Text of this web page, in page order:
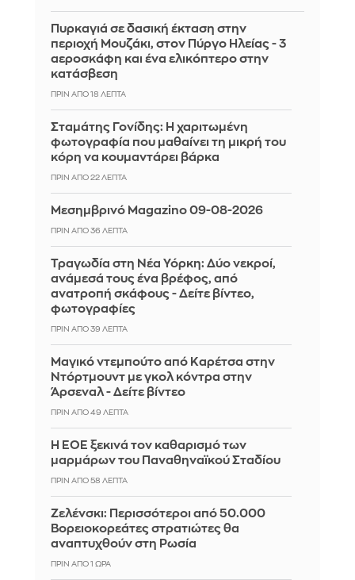
Πυρκαγιά σε δασική έκταση στην
περιοχή Μουζάκι, στον Πύργο Ηλείας - 3
αεροσκάφη και ένα ελικόπτερο στην
κατάσβεση
ΠΡΙΝ ΑΠΌ 18 ΛΕΠΤΆ
Σταμάτης Γονίδης: Η χαριτωμένη
φωτογραφία που μαθαίνει τη μικρή του
κόρη να κουμαντάρει βάρκα
ΠΡΙΝ ΑΠΌ 22 ΛΕΠΤΆ
Μεσημβρινό Magazino 09-08-2026
ΠΡΙΝ ΑΠΌ 36 ΛΕΠΤΆ
Τραγωδία στη Νέα Υόρκη: Δύο νεκροί,
ανάμεσά τους ένα βρέφος, από
ανατροπή σκάφους - Δείτε βίντεο,
φωτογραφίες
ΠΡΙΝ ΑΠΌ 40 ΛΕΠΤΆ
Μαγικό ντεμπούτο από Καρέτσα στην
Ντόρτμουντ με γκολ κόντρα στην
Άρσεναλ - Δείτε βίντεο
ΠΡΙΝ ΑΠΌ 49 ΛΕΠΤΆ
Η ΕΟΕ ξεκινά τον καθαρισμό των
μαρμάρων του Παναθηναϊκού Σταδίου
ΠΡΙΝ ΑΠΌ 58 ΛΕΠΤΆ
Ζελένσκι: Περισσότεροι από 50.000
Βορειοκορεάτες στρατιώτες θα
αναπτυχθούν στη Ρωσία
ΠΡΙΝ ΑΠΌ 1 ΏΡΑ